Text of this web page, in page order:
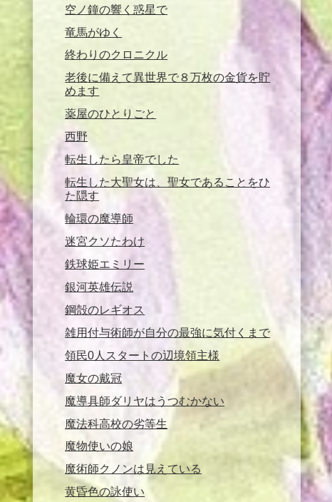
空ノ鐘の響く惑星で
竜馬がゆく
終わりのクロニクル
老後に備えて異世界で８万枚の金貨を貯
めます
薬屋のひとりごと
西野
転生したら皇帝でした
転生した大聖女は、聖女であることをひ
た隠す
輪環の魔導師
迷宮クソたわけ
鉄球姫エミリー
銀河英雄伝説
鋼殻のレギオス
雑用付与術師が自分の最強に気付くまで
領民0人スタートの辺境領主様
魔女の戴冠
魔導具師ダリヤはうつむかない
魔法科高校の劣等生
魔物使いの娘
魔術師クノンは見えている
黄昏色の詠使い